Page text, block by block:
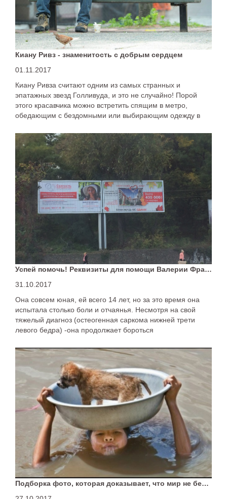
Киану Ривз - знаменитость с добрым сердцем
01.11.2017
Киану Ривза считают одним из самых странных и
эпатажных звезд Голливуда, и это не случайно! Порой
этого красавчика можно встретить спящим в метро,
обедающим с бездомными или выбирающим одежду в
Успей помочь! Реквизиты для помощи Валерии Франко
31.10.2017
Она совсем юная, ей всего 14 лет, но за это время она
испытала столько боли и отчаянья. Несмотря на свой
тяжелый диагноз (остеогенная саркома нижней трети
левого бедра) -она продолжает бороться
Подборка фото, которая доказывает, что мир не без добрых людей